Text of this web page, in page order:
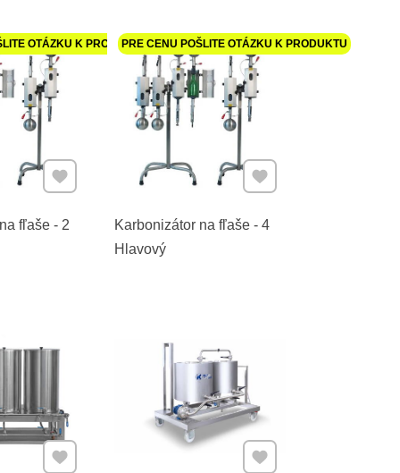
fľaše - 2
OTÁZKU K PRODUKTU
Pridať k Obľúbeným
Karbonizátor na fľaše - 4
Hlavový
PRE CENU POŠLITE OTÁZKU K PRODUKTU
Pridať k Obľúbeným
Pridať k Obľúbeným Pridať k Obľúbeným